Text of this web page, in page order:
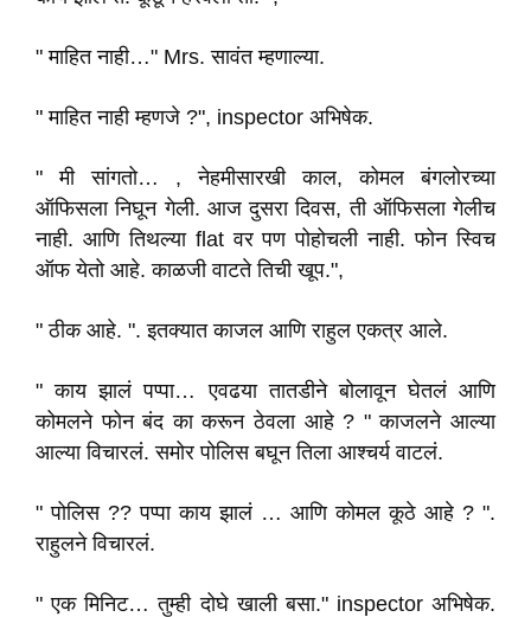
" माहित नाही…" Mrs. सावंत म्हणाल्या.
" माहित नाही म्हणजे ?", inspector अभिषेक.
" मी सांगतो… , नेहमीसारखी काल, कोमल बंगलोरच्या
ऑफिसला निघून गेली. आज दुसरा दिवस, ती ऑफिसला गेलीच
नाही. आणि तिथल्या flat वर पण पोहोचली नाही. फोन स्विच
ऑफ येतो आहे. काळजी वाटते तिची खूप.",
" ठीक आहे. ". इतक्यात काजल आणि राहुल एकत्र आले.
" काय झालं पप्पा… एवढया तातडीने बोलावून घेतलं आणि
कोमलने फोन बंद का करून ठेवला आहे ? " काजलने आल्या
आल्या विचारलं. समोर पोलिस बघून तिला आश्चर्य वाटलं.
" पोलिस ?? पप्पा काय झालं … आणि कोमल कूठे आहे ? ".
राहुलने विचारलं.
" एक मिनिट… तुम्ही दोघे खाली बसा." inspector अभिषेक.